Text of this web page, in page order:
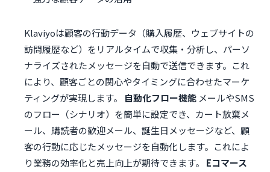
Klaviyoは顧客の行動データ（購入履歴、ウェブサイトの
訪問履歴など）をリアルタイムで収集・分析し、パーソ
ナライズされたメッセージを自動で送信できます。これ
により、顧客ごとの関心やタイミングに合わせたマーケ
ティングが実現します。 自動化フロー機能 メールやSMS
のフロー（シナリオ）を簡単に設定でき、カート放棄メ
ール、購読者の歓迎メール、誕生日メッセージなど、顧
客の行動に応じたメッセージを自動化します。これによ
り業務の効率化と売上向上が期待できます。 Eコマース